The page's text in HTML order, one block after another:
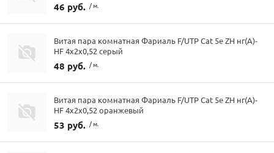
46 руб. / м.
Витая пара комнатная Фариаль F/UTP Cat 5e ZH нг(A)-
HF 4х2х0,52 серый
48 руб. / м.
Витая пара комнатная Фариаль F/UTP Cat 5e ZH нг(A)-
HF 4х2х0,52 оранжевый
53 руб. / м.